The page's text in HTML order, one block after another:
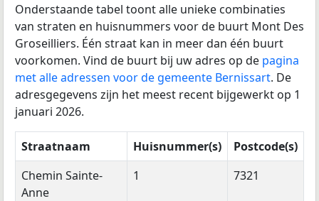
Onderstaande tabel toont alle unieke combinaties
van straten en huisnummers voor de buurt Mont Des
Groseilliers. Één straat kan in meer dan één buurt
voorkomen. Vind de buurt bij uw adres op de pagina
met alle adressen voor de gemeente Bernissart. De
adresgegevens zijn het meest recent bijgewerkt op 1
januari 2026.
Straatnaam Huisnummer(s)
Postcode(s)
Chemin Sainte-
Anne
1 7321